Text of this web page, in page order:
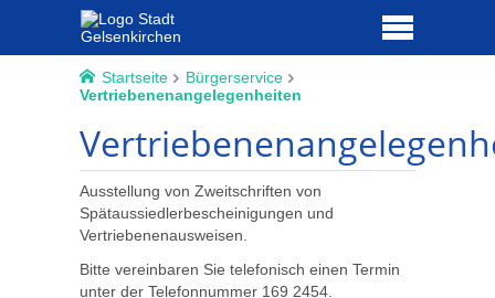
Startseite
Bürgerservice
Vertriebenenangelegenheiten
Ausstellung von Zweitschriften von
Spätaussiedlerbescheinigungen und
Vertriebenenausweisen.
Bitte vereinbaren Sie telefonisch einen Termin
unter der Telefonnummer 169 2454.